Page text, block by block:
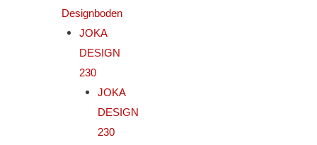
Designboden
JOKA
DESIGN
230
JOKA
DESIGN
230